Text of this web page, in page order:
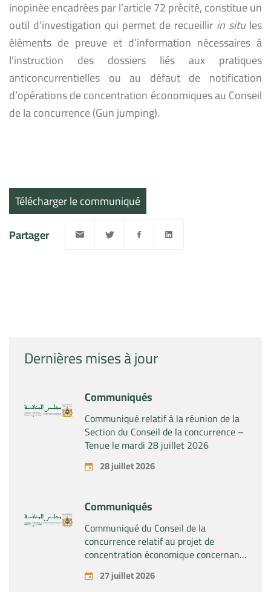
Dernières mises à jour
Communiqués
Communiqué relatif à la réunion de la
Section du Conseil de la concurrence –
Tenue le mardi 28 juillet 2026
28 juillet 2026
Communiqués
Communiqué du Conseil de la
concurrence relatif au projet de
concentration économique concernant
la prise du contrôle exclusif par la
société « Substipharm SAS » des actifs
27 juillet 2026
inopinée encadrées par l’article 72 précité, constitue un
outil d’investigation qui permet de recueillir in situles
éléments de preuve et d’information nécessaires à
l’instruction des dossiers liés aux pratiques
anticoncurrentielles ou au défaut de notification
d’opérations de concentration économiques au Conseil
de la concurrence (Gun jumping).
Télécharger le communiqué
Partager